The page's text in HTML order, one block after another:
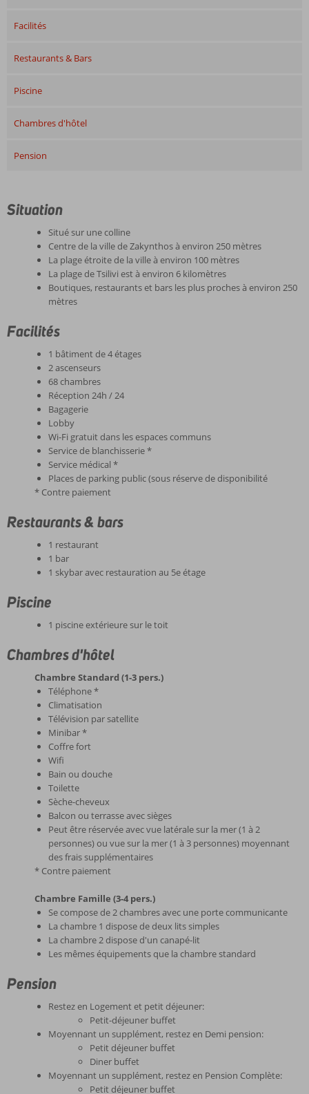
Facilités
Restaurants & Bars
Piscine
Chambres d'hôtel
Pension
Situation
Situé sur une colline
Centre de la ville de Zakynthos à environ 250 mètres
La plage étroite de la ville à environ 100 mètres
La plage de Tsilivi est à environ 6 kilomètres
Boutiques, restaurants et bars les plus proches à environ 250
mètres
Facilités
1 bâtiment de 4 étages
2 ascenseurs
68 chambres
Réception 24h / 24
Bagagerie
Lobby
Wi-Fi gratuit dans les espaces communs
Service de blanchisserie *
Service médical *
Places de parking public (sous réserve de disponibilité
* Contre paiement
Restaurants & bars
1 restaurant
1 bar
1 skybar avec restauration au 5e étage
Piscine
1 piscine extérieure sur le toit
Chambres d'hôtel
Chambre Standard (1-3 pers.)
Téléphone *
Climatisation
Télévision par satellite
Minibar *
Coffre fort
Wifi
Bain ou douche
Toilette
Sèche-cheveux
Balcon ou terrasse avec sièges
Peut être réservée avec vue latérale sur la mer (1 à 2
personnes) ou vue sur la mer (1 à 3 personnes) moyennant
des frais supplémentaires
* Contre paiement
Chambre Famille (3-4 pers.)
Se compose de 2 chambres avec une porte communicante
La chambre 1 dispose de deux lits simples
La chambre 2 dispose d'un canapé-lit
Les mêmes équipements que la chambre standard
Pension
Restez en Logement et petit déjeuner:
Petit-déjeuner buffet
Moyennant un supplément, restez en Demi pension:
Petit déjeuner buffet
Diner buffet
Moyennant un supplément, restez en Pension Complète:
Petit déjeuner buffet